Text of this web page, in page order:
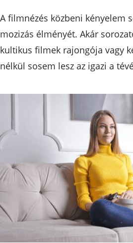
A filmnézés közbeni kényelem
mozizás élményét. Akár
kultikus filmek rajongója vagy
nélkül sosem lesz az igazi a